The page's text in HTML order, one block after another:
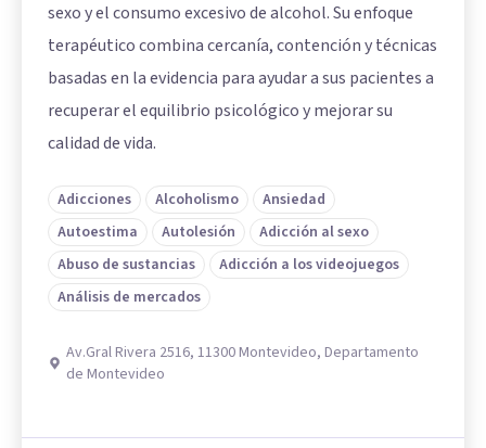
sexo y el consumo excesivo de alcohol. Su enfoque
terapéutico combina cercanía, contención y técnicas
basadas en la evidencia para ayudar a sus pacientes a
recuperar el equilibrio psicológico y mejorar su
calidad de vida.
Adicciones Alcoholismo
Ansiedad
Autoestima
Autolesión
Adicción al sexo
Abuso de sustancias
Adicción a los videojuegos
Análisis de mercados
Av.Gral Rivera 2516, 11300 Montevideo, Departamento
de Montevideo